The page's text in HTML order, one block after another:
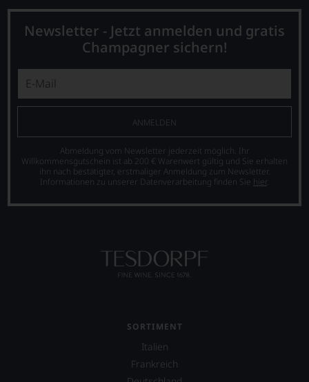
Newsletter - Jetzt anmelden und gratis
Champagner sichern!
ANMELDEN
Abmeldung vom Newsletter jederzeit möglich. Ihr
Willkommensgutschein ist ab 200 € Warenwert gültig und Sie erhalten
ihn nach bestätigter, erstmaliger Anmeldung zum Newsletter.
Informationen zu unserer Datenverarbeitung finden Sie hier.
SORTIMENT
Italien
Frankreich